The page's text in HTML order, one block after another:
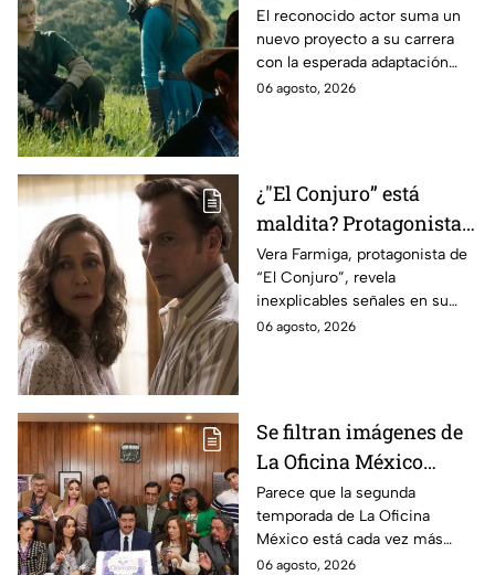
antes de morir: esto es
lo que se sabe hasta
ahora
El reconocido actor suma un
nuevo proyecto a su carrera
con la esperada adaptación
cinematográfica del popular
06 agosto, 2026
¿"El Conjuro” está
maldita? Protagonista
revela INQUIETANTES
señales en su cuerpo
durante la grabación de
la película
Vera Farmiga, protagonista de
“El Conjuro”, revela
inexplicables señales en su
cuerpo durante el rodaje de la
06 agosto, 2026
Se filtran imágenes de
La Oficina México
temporada 2 y un
detalle desata teorías
entre los fans
Parece que la segunda
temporada de La Oficina
México está cada vez más
cerca, pues el elenco ya se
06 agosto, 2026